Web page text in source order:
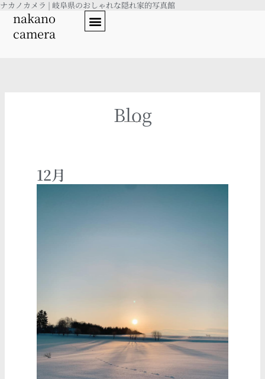
内
ナカノカメラ | 岐阜県のおしゃれな隠れ家的写真館
nakano
camera
Blog
12月